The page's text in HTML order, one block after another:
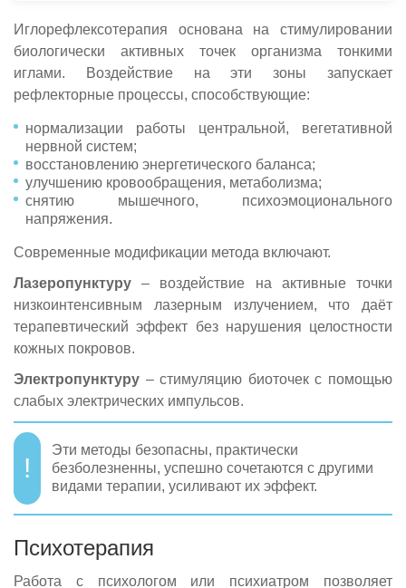
Иглорефлексотерапия основана на стимулировании
биологически активных точек организма тонкими
иглами. Воздействие на эти зоны запускает
рефлекторные процессы, способствующие:
нормализации работы центральной, вегетативной
нервной систем;
восстановлению энергетического баланса;
улучшению кровообращения, метаболизма;
снятию мышечного, психоэмоционального
напряжения.
Современные модификации метода включают.
Лазеропунктуру – воздействие на активные точки
низкоинтенсивным лазерным излучением, что даёт
терапевтический эффект без нарушения целостности
кожных покровов.
Электропунктуру – стимуляцию биоточек с помощью
слабых электрических импульсов.
Эти методы безопасны, практически
безболезненны, успешно сочетаются с другими
видами терапии, усиливают их эффект.
Психотерапия
Работа с психологом или психиатром позволяет